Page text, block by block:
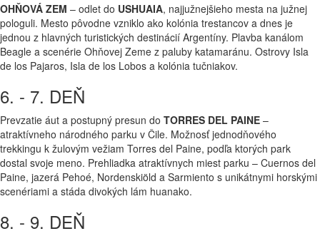
OHŇOVÁ ZEM – odlet do USHUAIA, najjužnejšieho mesta na južnej
pologuli. Mesto pôvodne vzniklo ako kolónia trestancov a dnes je
jednou z hlavných turistických destinácií Argentíny. Plavba kanálom
Beagle a scenérie Ohňovej Zeme z paluby katamaránu. Ostrovy Isla
de los Pajaros, Isla de los Lobos a kolónia tučniakov.
6. - 7. DEŇ
Prevzatie áut a postupný presun do TORRES DEL PAINE –
atraktívneho národného parku v Čile. Možnosť jednodňového
trekkingu k žulovým vežiam Torres del Paine, podľa ktorých park
dostal svoje meno. Prehliadka atraktívnych miest parku – Cuernos del
Paine, jazerá Pehoé, Nordenskiöld a Sarmiento s unikátnymi horskými
scenériami a stáda divokých lám huanako.
8. - 9. DEŇ